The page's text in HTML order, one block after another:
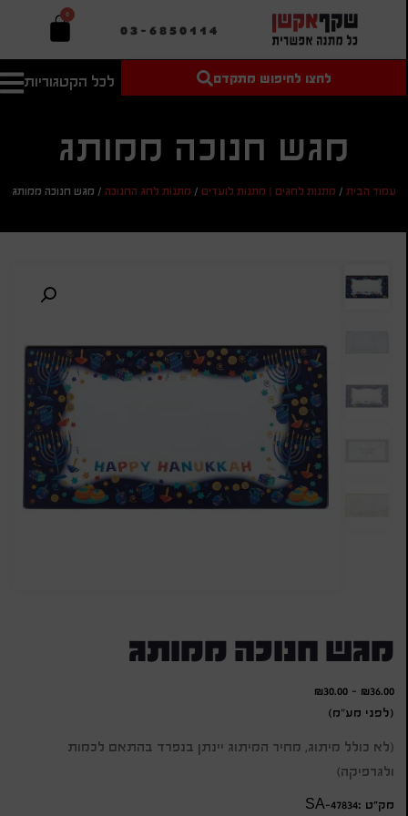
03-6850114
0
לכל הקטגוריות
טקסט חופשי
מחיר מיני'
חיפוש
לחצו לחיפוש מתקדם
מגש חנוכה ממותג
עמוד הבית/ מתנות לחגים | מתנות לועדים/ מתנות לחג החנוכה/ מגש חנוכה ממותג
מגש חנוכה ממותג
₪36.00
-
₪30.00
(לפני מע"מ)
(לא כולל מיתוג, מחיר המיתוג יינתן בנפרד בהתאם לכמות
ולגרפיקה)
מק״ט :SA-47834